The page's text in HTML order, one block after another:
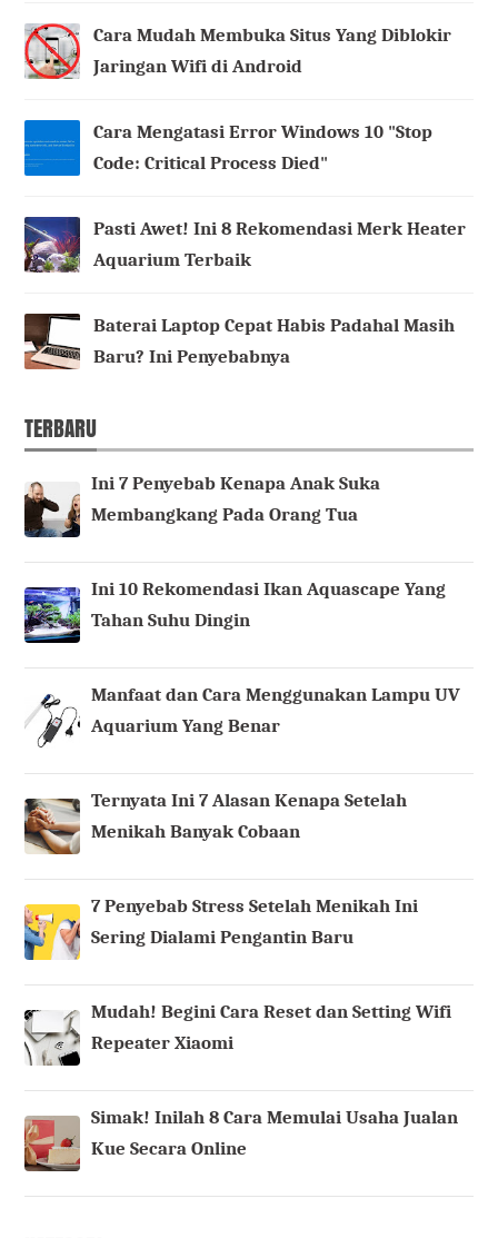
Cara Mudah Membuka Situs Yang Diblokir
Jaringan Wifi di Android
Cara Mengatasi Error Windows 10 "Stop
Code: Critical Process Died"
Pasti Awet! Ini 8 Rekomendasi Merk Heater
Aquarium Terbaik
Baterai Laptop Cepat Habis Padahal Masih
Baru? Ini Penyebabnya
TERBARU
Ini 7 Penyebab Kenapa Anak Suka
Membangkang Pada Orang Tua
Ini 10 Rekomendasi Ikan Aquascape Yang
Tahan Suhu Dingin
Manfaat dan Cara Menggunakan Lampu UV
Aquarium Yang Benar
Ternyata Ini 7 Alasan Kenapa Setelah
Menikah Banyak Cobaan
7 Penyebab Stress Setelah Menikah Ini
Sering Dialami Pengantin Baru
Mudah! Begini Cara Reset dan Setting Wifi
Repeater Xiaomi
Simak! Inilah 8 Cara Memulai Usaha Jualan
Kue Secara Online